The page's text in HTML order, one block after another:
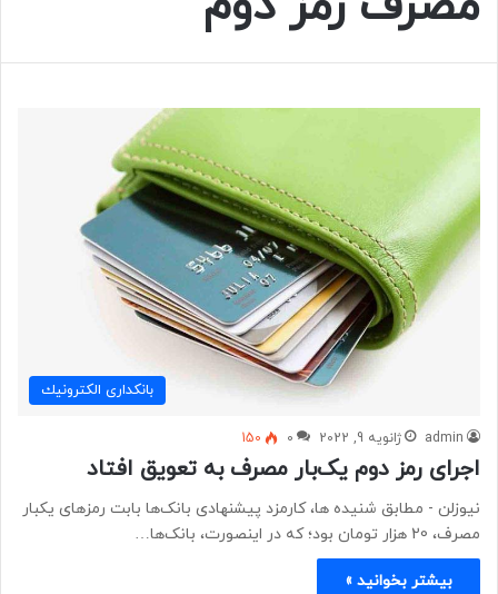
بانكداری الكترونيك
admin ژانویه 9, 2022 0
150
اجرای رمز دوم یک‌بار مصرف به تعویق افتاد
نیوزلن - مطابق شنیده ها، کارمزد پیشنهادی بانک‌ها بابت رمزهای یکبار
مصرف، 20 هزار تومان بود؛ که در اینصورت، بانک‌ها…
بیشتر بخوانید »